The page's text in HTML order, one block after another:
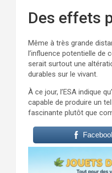
Des effets
Même à très grande
l’influence potentielle de
serait surtout une
durables sur le vivant.
À ce jour, l’ESA indique
capable de produire un
fascinante plutôt que